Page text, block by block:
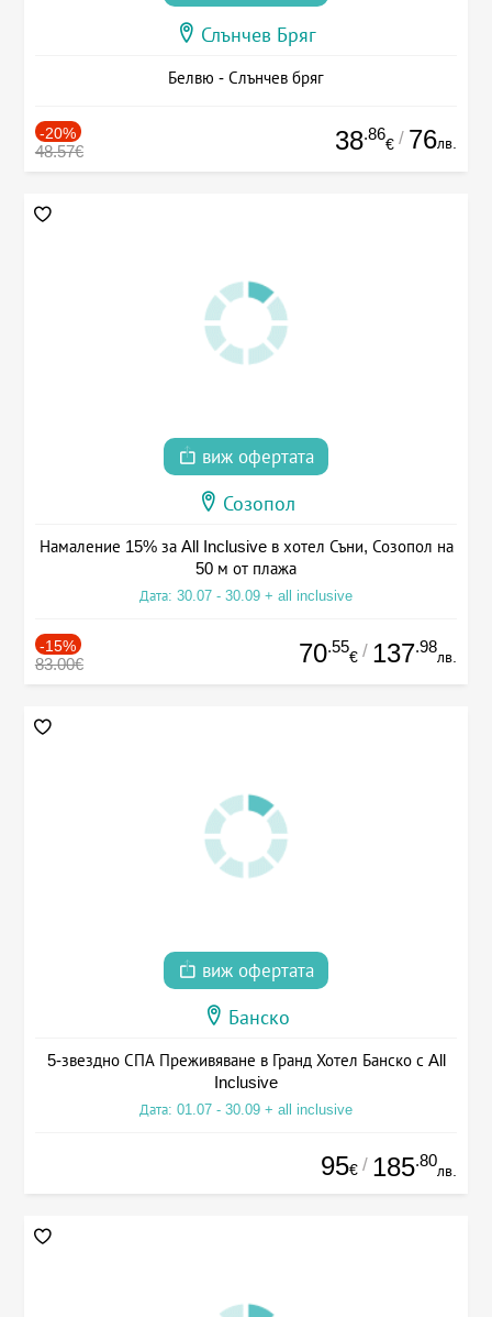
Слънчев Бряг
Белвю - Слънчев бряг
-20%
48.57€ 38.86
€ / 76лв.
виж офертата
Созопол
Намаление 15% за All Inclusive в хотел Съни, Созопол на
50 м от плажа
Дата: 30.07 - 30.09 + all inclusive
-15%
83.00€ 70.55
€ / 137.98
лв.
виж офертата
Банско
5-звездно СПА Преживяване в Гранд Хотел Банско с All
Inclusive
Дата: 01.07 - 30.09 + all inclusive
95€ / 185.80
лв.